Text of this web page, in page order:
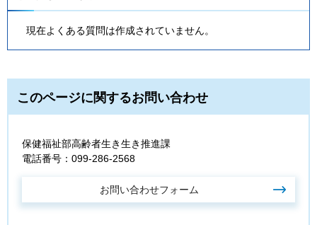
現在よくある質問は作成されていません。
このページに関するお問い合わせ
保健福祉部高齢者生き生き推進課
電話番号：099-286-2568